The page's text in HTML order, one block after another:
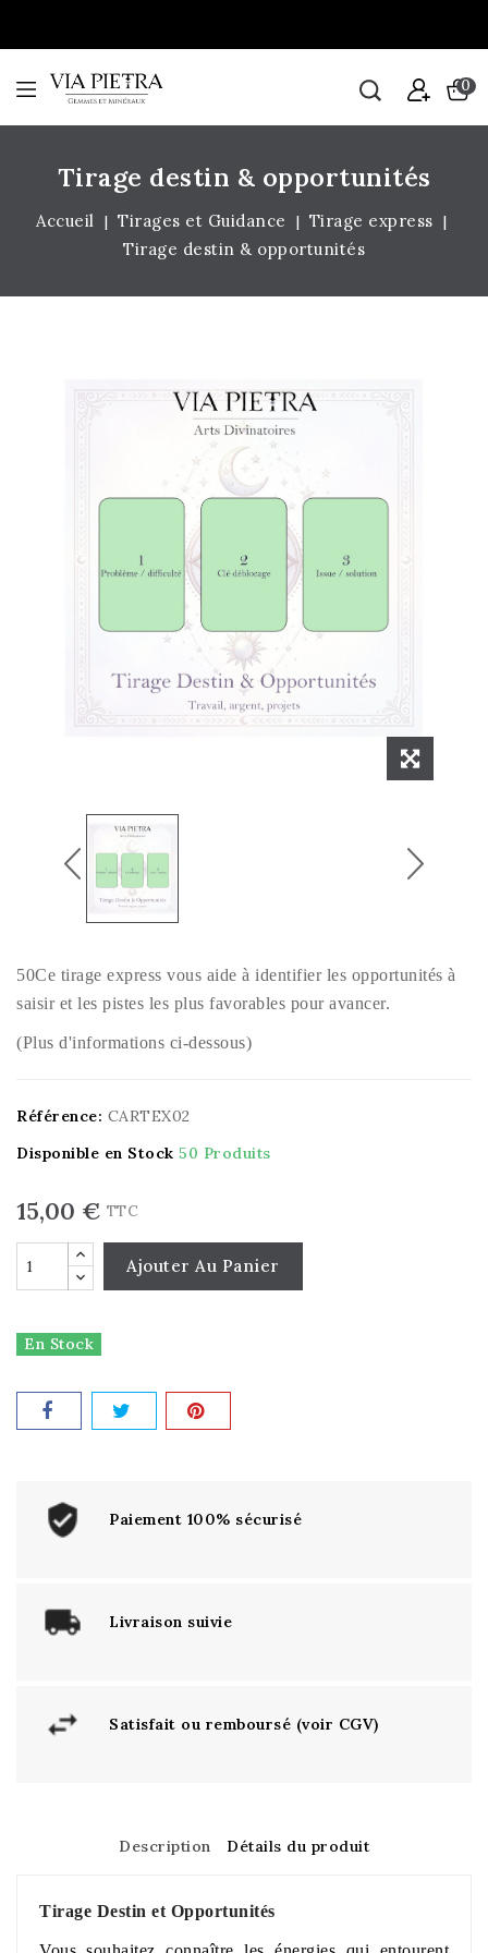
0
Tirage destin & opportunités
Accueil Tirages et Guidance
Tirage express
Tirage destin & opportunités
50Ce tirage express vous aide à identifier les opportunités à
saisir et les pistes les plus favorables pour avancer.
(Plus d'informations ci-dessous)
Référence: CARTEX02
Disponible en Stock 50 Produits
15,00 € TTC
Ajouter Au Panier
En Stock
Paiement 100% sécurisé
Livraison suivie
Satisfait ou remboursé (voir CGV)
Description Détails du produit
Tirage Destin et Opportunités